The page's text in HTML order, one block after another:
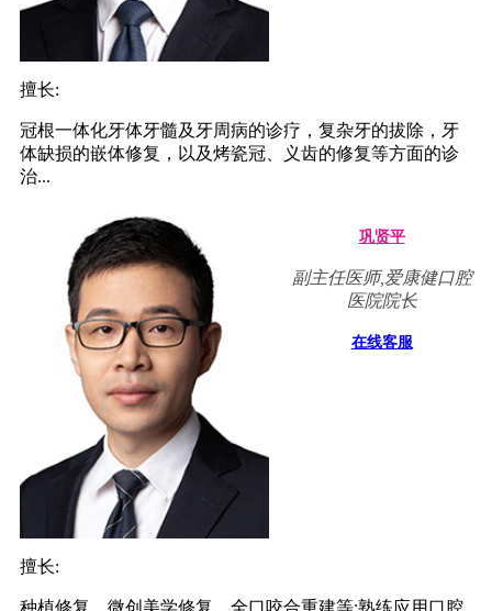
擅长:
冠根一体化牙体牙髓及牙周病的诊疗，复杂牙的拔除，牙
体缺损的嵌体修复，以及烤瓷冠、义齿的修复等方面的诊
治...
巩贤平
副主任医师,爱康健口腔
医院院长
在线客服
擅长: